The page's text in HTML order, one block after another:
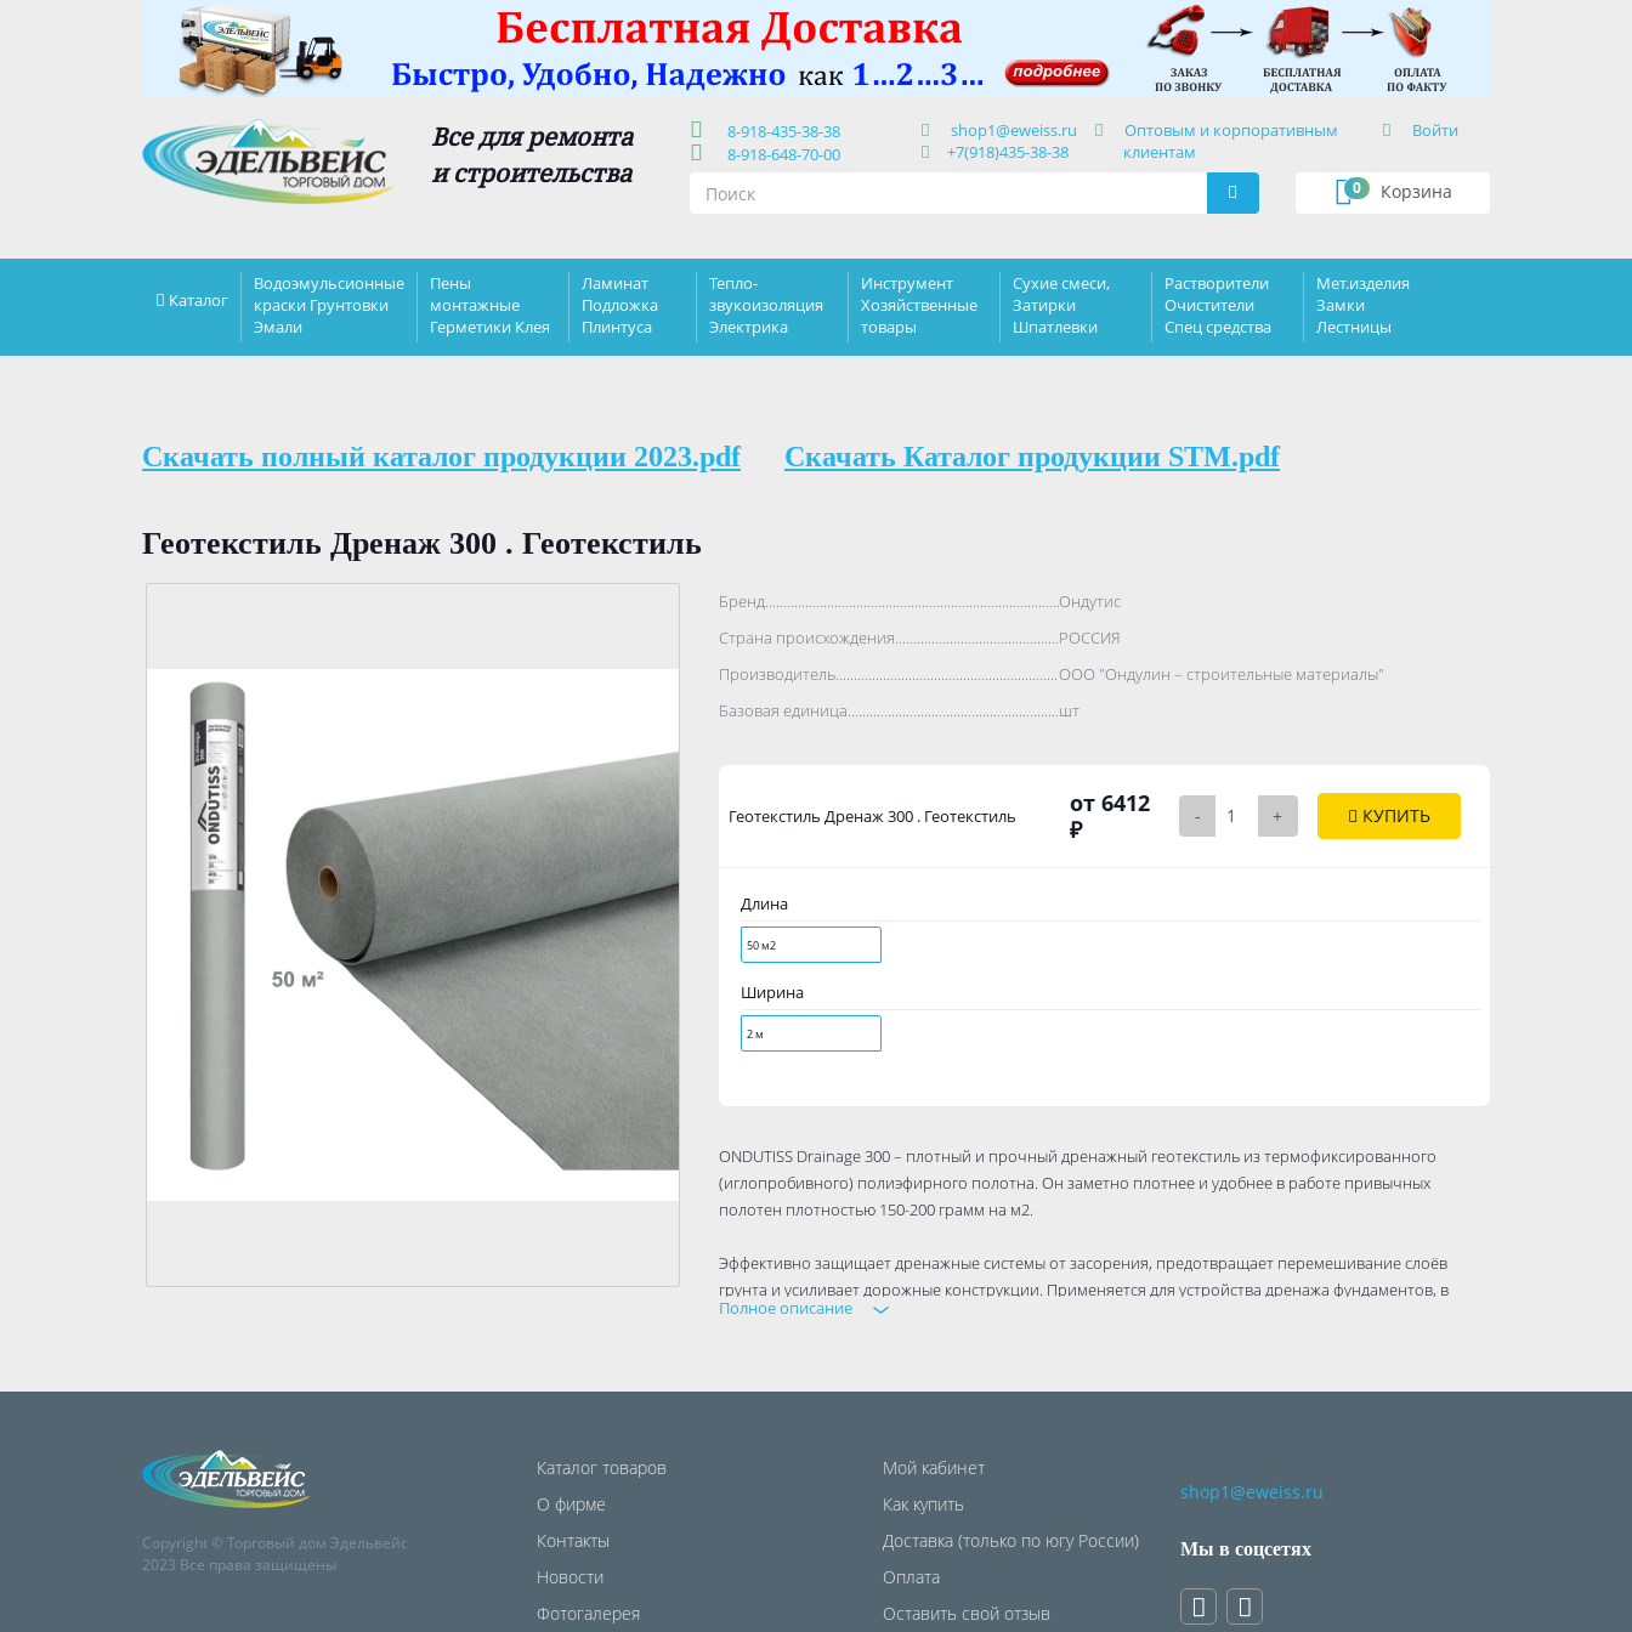
Все для ремонта
и строительства
8-918-435-38-38
8-918-648-70-00
shop1@eweiss.ru
+7(918)435-38-38
Оптовым и корпоративным
клиентам
Войти
Корзина
0
Каталог
Водоэмульсионные
краски Грунтовки
Эмали
Пены
монтажные
Герметики Клея
Ламинат
Подложка
Плинтуса
Тепло-
звукоизоляция
Электрика
Инструмент
Хозяйственные
товары
Сухие смеси,
Затирки
Шпатлевки
Растворители
Очистители
Спец средства
Мет.изделия
Замки
Лестницы
Скачать полный каталог продукции 2023.pdf Скачать Каталог продукции STM.pdf
Геотекстиль Дренаж 300 . Геотекстиль
Бренд..................................................................................Ондутис
Страна происхождения..................................................................................
РОССИЯ
Производитель..................................................................................ООО "Ондулин – строительные материалы"
Базовая единица..................................................................................
шт
Геотекстиль Дренаж 300 . Геотекстиль
от 6412
₽
- + КУПИТЬ
Длина
50 м2
Ширина
2 м
ONDUTISS Drainage 300 – плотный и прочный дренажный геотекстиль из термофиксированного
(иглопробивного) полиэфирного полотна. Он заметно плотнее и удобнее в работе привычных
полотен плотностью 150-200 грамм на м2.
Эффективно защищает дренажные системы от засорения, предотвращает перемешивание слоёв
грунта и усиливает дорожные конструкции. Применяется для устройства дренажа фундаментов, в
дорожном строительстве, устройстве плоских кровель, при строительстве парковок.
предотвращает перемешивание слоёв грунта,
усиливает дорожные конструкции.
Полное описание
Copyright © Торговый дом Эдельвейс
2023 Все права защищены
Каталог товаров
О фирме
Контакты
Новости
Фотогалерея
Мой кабинет
Как купить
Доставка (только по югу России)
Оплата
Оставить свой отзыв
shop1@eweiss.ru
Мы в соцсетях